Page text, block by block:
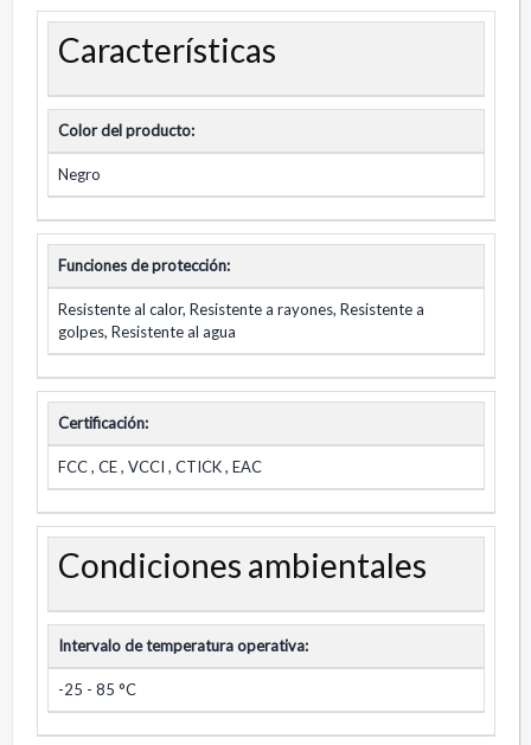
Características
Color del producto:
Negro
Funciones de protección:
Resistente al calor, Resistente a rayones, Resistente a
golpes, Resistente al agua
Certificación:
FCC , CE , VCCI , CTICK , EAC
Condiciones ambientales
Intervalo de temperatura operativa:
-25 - 85 °C